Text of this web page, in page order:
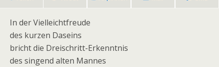
In der Vielleichtfreude
des kurzen Daseins
bricht die Dreischritt-Erkenntnis
des singend alten Mannes